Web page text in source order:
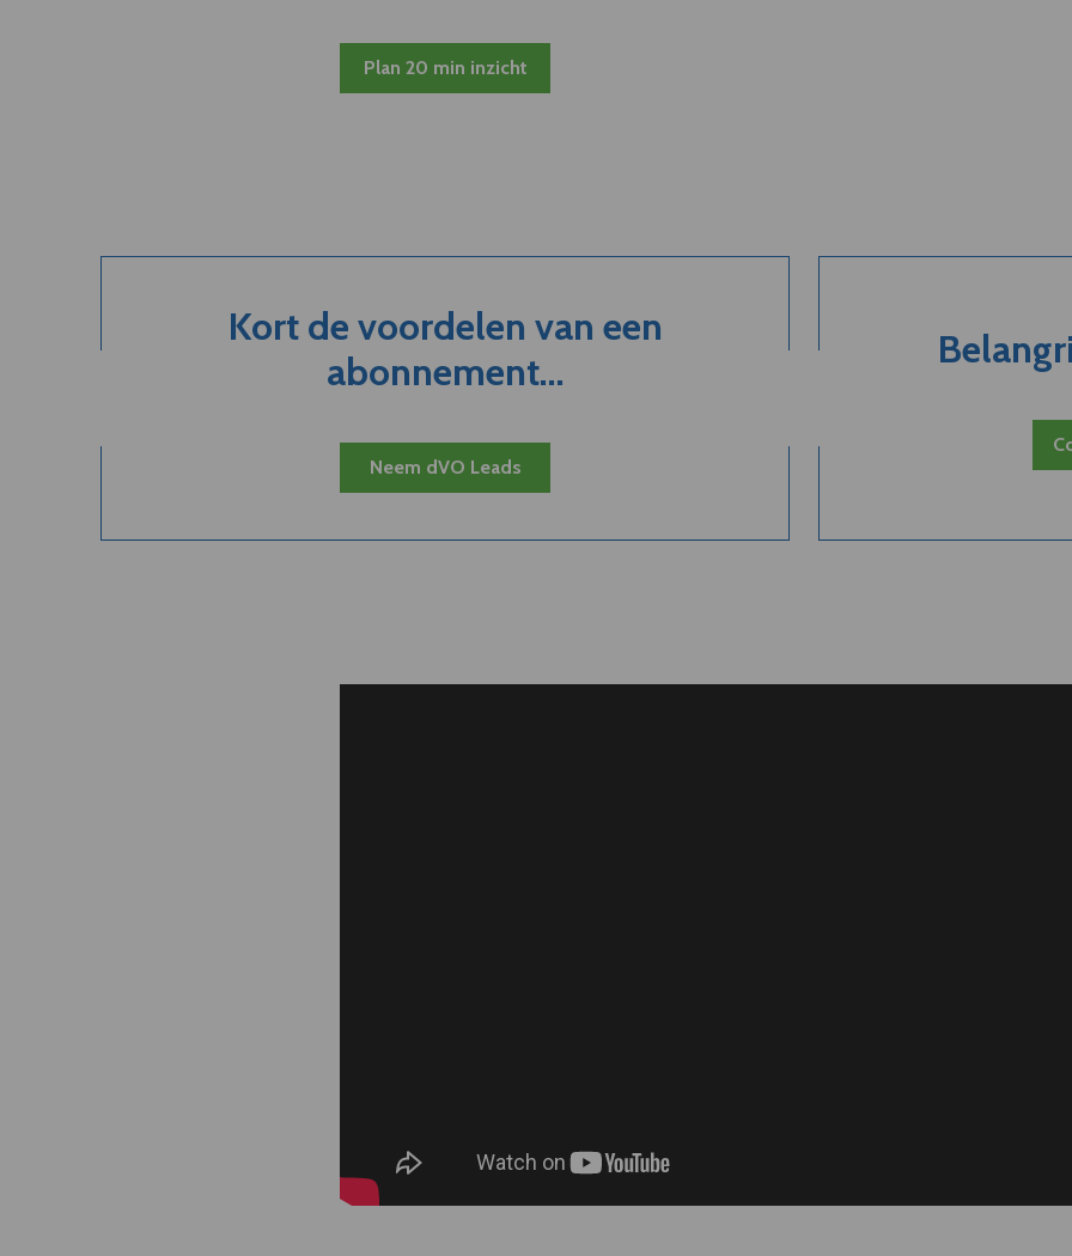
Plan 20 min inzicht
Kort de voordelen van een
abonnement...
Neem dVO Leads